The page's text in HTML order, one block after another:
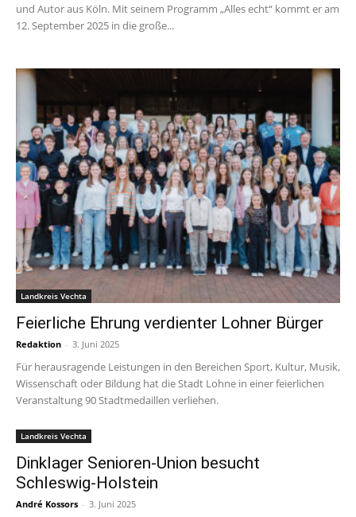
und Autor aus Köln. Mit seinem Programm „Alles echt“ kommt er am
12. September 2025 in die große...
Landkreis Vechta
Feierliche Ehrung verdienter Lohner Bürger
Redaktion - 3. Juni 2025
Für herausragende Leistungen in den Bereichen Sport, Kultur, Musik,
Wissenschaft oder Bildung hat die Stadt Lohne in einer feierlichen
Veranstaltung 90 Stadtmedaillen verliehen.
Landkreis Vechta
Dinklager Senioren-Union besucht
Schleswig-Holstein
André Kossors - 3. Juni 2025